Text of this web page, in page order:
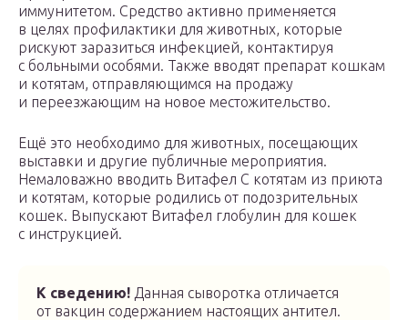
иммунитетом. Средство активно применяется
в целях профилактики для животных, которые
рискуют заразиться инфекцией, контактируя
с больными особями. Также вводят препарат кошкам
и котятам, отправляющимся на продажу
и переезжающим на новое местожительство.
Ещё это необходимо для животных, посещающих
выставки и другие публичные мероприятия.
Немаловажно вводить Витафел C котятам из приюта
и котятам, которые родились от подозрительных
кошек. Выпускают Витафел глобулин для кошек
с инструкцией.
К сведению! Данная сыворотка отличается
от вакцин содержанием настоящих антител.